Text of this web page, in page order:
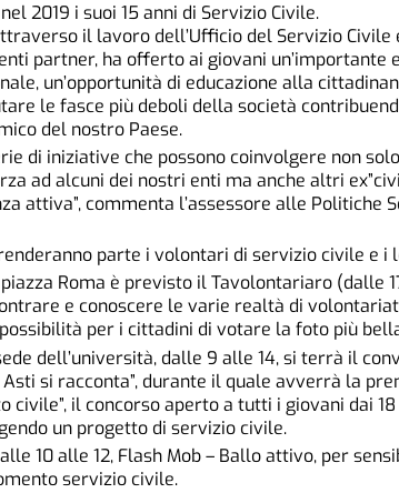
2019 i suoi 15 anni di Servizio Civile.
il lavoro dell’Ufficio del Servizio Civile
partner, ha offerto ai giovani un’importante
un’opportunità di educazione alla
le fasce più deboli della società
del nostro Paese.
di iniziative che possono coinvolgere non
ad alcuni dei nostri enti ma anche altri
attiva”, commenta l’assessore alle Politiche
parte i volontari di servizio civile e i
Roma è previsto il Tavolontariaro (dalle
e conoscere le varie realtà di
per i cittadini di votare la foto più
dell’università, dalle 9 alle 14, si terrà il
si racconta”, durante il quale avverrà la
civile”, il concorso aperto a tutti i giovani dai
un progetto di servizio civile.
10 alle 12, Flash Mob – Ballo attivo, per
servizio civile.